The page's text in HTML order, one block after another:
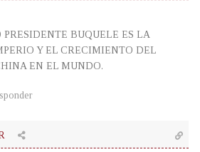
PRESIDENTE BUQUELE ES LA
Y EL CRECIMIENTO DEL
EN EL MUNDO.